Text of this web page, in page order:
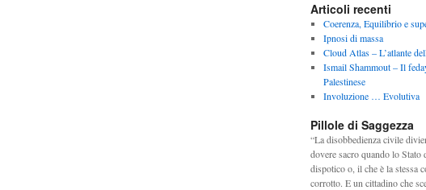
Articoli recenti
Coerenza, Equilibrio e
Ipnosi di massa
Cloud Atlas – L’atlante
Ismail Shammout – Il
Palestinese
Involuzione … Evolutiva
Pillole di Saggezza
“La disobbedienza civile
dovere sacro quando lo Stato
dispotico o, il che è la stessa
corrotto. E un cittadino che